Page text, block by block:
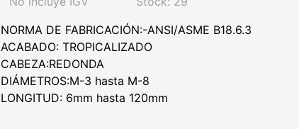
NORMA DE FABRICACIÓN:-ANSI/ASME B18.6.3
ACABADO: TROPICALIZADO
CABEZA:REDONDA
DIÁMETROS:M-3 hasta M-8
LONGITUD: 6mm hasta 120mm